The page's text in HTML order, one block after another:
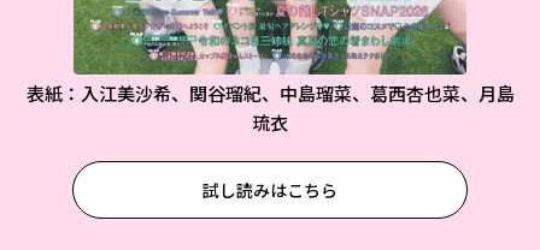
表紙：入江美沙希、関谷瑠紀、中島瑠菜、葛西杏也菜、月島
琉衣
試し読みはこちら